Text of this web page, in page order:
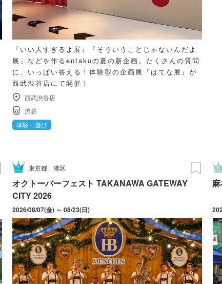
『いい人すぎるよ展』『そういうことじゃないんだよ
展』などを作るentakuの夏の新企画。たくさんの質問
に、いっぱい答える！体験型の企画展『はてな展』が
西武渋谷店にて開催！
西武渋谷店
渋谷
体験・遊び
東京都港区
オクトーバーフェスト TAKANAWA GATEWAY
CITY 2026
2026/08/07(金) ～ 08/23(日)